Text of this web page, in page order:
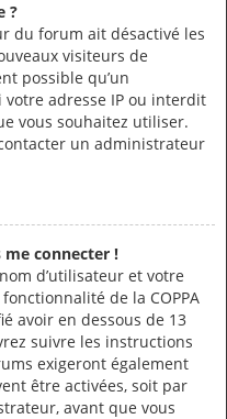
?
du forum ait désactivé les
visiteurs de
possible qu’un
adresse IP ou interdit
vous souhaitez utiliser.
un administrateur
me connecter !
d’utilisateur et votre
de la COPPA
avoir en dessous de 13
suivre les instructions
exigeront également
être activées, soit par
avant que vous